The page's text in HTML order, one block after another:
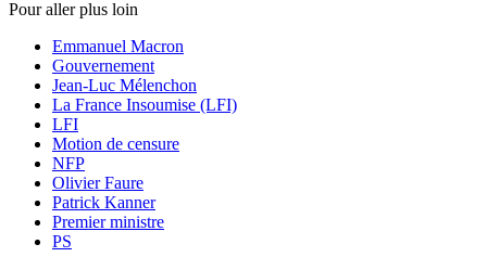
Pour aller plus loin
Emmanuel Macron
Gouvernement
Jean-Luc Mélenchon
La France Insoumise (LFI)
LFI
Motion de censure
NFP
Olivier Faure
Patrick Kanner
Premier ministre
PS